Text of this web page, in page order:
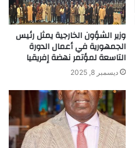
وزير الشؤون الخارجية يمثل رئيس
الجمهورية في أعمال الدورة
التاسعة لمؤتمر نهضة إفريقيا
ديسمبر 8, 2025